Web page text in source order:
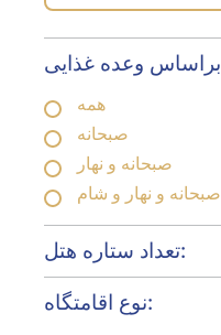
همه
صبحانه
صبحانه و نهار
صبحانه و نهار و شام
تعداد ستاره هتل:
نوع اقامتگاه: